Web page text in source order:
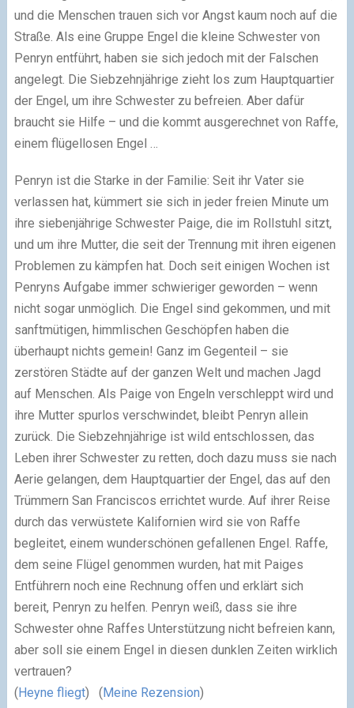
und die Menschen trauen sich vor Angst kaum noch auf die
Straße. Als eine Gruppe Engel die kleine Schwester von
Penryn entführt, haben sie sich jedoch mit der Falschen
angelegt. Die Siebzehnjährige zieht los zum Hauptquartier
der Engel, um ihre Schwester zu befreien. Aber dafür
braucht sie Hilfe – und die kommt ausgerechnet von Raffe,
einem flügellosen Engel …
Penryn ist die Starke in der Familie: Seit ihr Vater sie
verlassen hat, kümmert sie sich in jeder freien Minute um
ihre siebenjährige Schwester Paige, die im Rollstuhl sitzt,
und um ihre Mutter, die seit der Trennung mit ihren eigenen
Problemen zu kämpfen hat. Doch seit einigen Wochen ist
Penryns Aufgabe immer schwieriger geworden – wenn
nicht sogar unmöglich. Die Engel sind gekommen, und mit
sanftmütigen, himmlischen Geschöpfen haben die
überhaupt nichts gemein! Ganz im Gegenteil – sie
zerstören Städte auf der ganzen Welt und machen Jagd
auf Menschen. Als Paige von Engeln verschleppt wird und
ihre Mutter spurlos verschwindet, bleibt Penryn allein
zurück. Die Siebzehnjährige ist wild entschlossen, das
Leben ihrer Schwester zu retten, doch dazu muss sie nach
Aerie gelangen, dem Hauptquartier der Engel, das auf den
Trümmern San Franciscos errichtet wurde. Auf ihrer Reise
durch das verwüstete Kalifornien wird sie von Raffe
begleitet, einem wunderschönen gefallenen Engel. Raffe,
dem seine Flügel genommen wurden, hat mit Paiges
Entführern noch eine Rechnung offen und erklärt sich
bereit, Penryn zu helfen. Penryn weiß, dass sie ihre
Schwester ohne Raffes Unterstützung nicht befreien kann,
aber soll sie einem Engel in diesen dunklen Zeiten wirklich
vertrauen?
(Heyne fliegt) (Meine Rezension)